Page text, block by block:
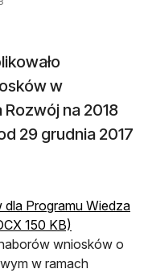
w
na 2018
29 grudnia 2017
Programu Wiedza
150 KB)
wniosków o
w ramach